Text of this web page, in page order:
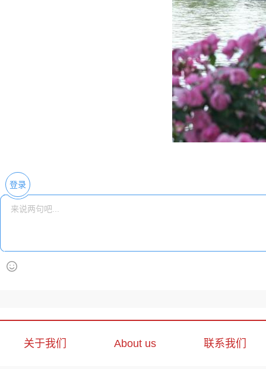
登录
关于我们 About us 联系我们